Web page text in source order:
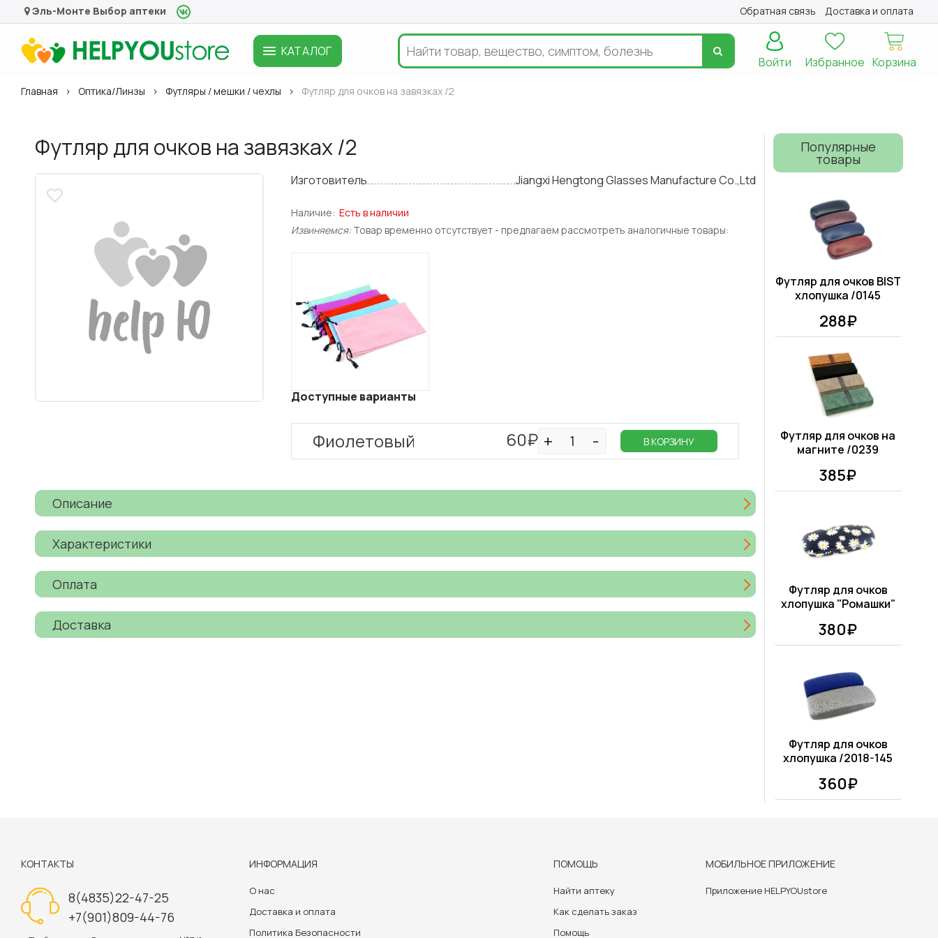
Эль-Монте Выбор аптеки Обратная связь Доставка и оплата
КАТАЛОГ
Корзина
Избранное
Войти
Главная Оптика/Линзы Футляры / мешки / чехлы Футляр для очков на завязках /2
Футляр для очков на завязках /2
Изготовитель Jiangxi Hengtong Glasses Manufacture Cо.,Ltd
Наличие: Есть в наличии
Извиняемся: Товар временно отсутствует - предлагаем рассмотреть аналогичные товары:
Доступные варианты
Фиолетовый 60₽ В КОРЗИНУ
Описание
Характеристики
Оплата
Доставка
Популярные
товары
Футляр для очков BIST
хлопушка /0145
288₽
Футляр для очков на
магните /0239
385₽
Футляр для очков
хлопушка "Ромашки"
380₽
Футляр для очков
хлопушка /2018-145
360₽
КОНТАКТЫ
8(4835)22-47-25
+7(901)809-44-76
ИНФОРМАЦИЯ
О нас
Доставка и оплата
Политика Безопасности
ПОМОЩЬ
Найти аптеку
Как сделать заказ
Помощь
МОБИЛЬНОЕ ПРИЛОЖЕНИЕ
Приложение HELPYOUstore